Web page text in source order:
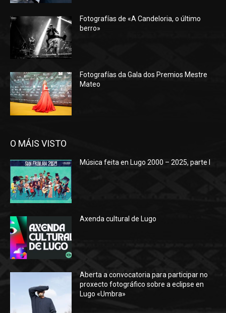
Fotografías de «A Candeloria, o último
berro»
Fotografías da Gala dos Premios Mestre
Mateo
O MÁIS VISTO
Música feita en Lugo 2000 – 2025, parte I
Axenda cultural de Lugo
Aberta a convocatoria para participar no
proxecto fotográfico sobre a eclipse en
Lugo «Umbra»